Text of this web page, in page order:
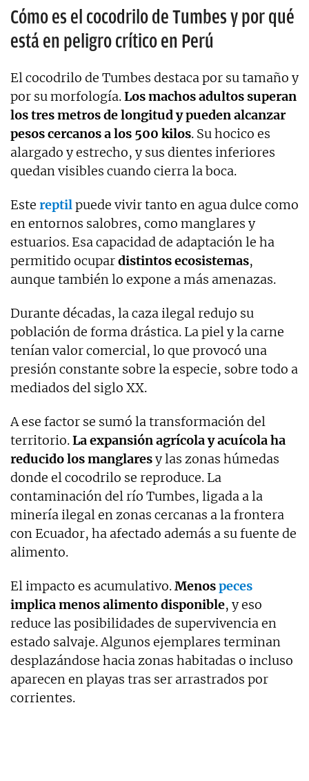
Cómo es el cocodrilo de Tumbes y por qué
está en peligro crítico en Perú
El cocodrilo de Tumbes destaca por su tamaño y
por su morfología.Los machos adultos superan
los tres metros de longitud y pueden alcanzar
pesos cercanos a los 500 kilos. Su hocico es
alargado y estrecho, y sus dientes inferiores
quedan visibles cuando cierra la boca.
Este reptilpuede vivir tanto en agua dulce como
en entornos salobres, como manglares y
estuarios. Esa capacidad de adaptación le ha
permitido ocupardistintosecosistemas,
aunque también lo expone a más amenazas.
Durante décadas, la caza ilegal redujo su
población de forma drástica. La piel y la carne
tenían valor comercial, lo que provocó una
presión constante sobre la especie, sobre todo a
mediados del siglo XX.
A ese factor se sumó la transformación del
territorio.La expansión agrícola y acuícola ha
reducido los manglaresy las zonas húmedas
donde el cocodrilo se reproduce. La
contaminación del río Tumbes, ligada a la
minería ilegal en zonas cercanas a la frontera
con Ecuador, ha afectado además a su fuente de
alimento.
El impacto es acumulativo.Menospeces
implica menos alimento disponible, y eso
reduce las posibilidades de supervivencia en
estado salvaje. Algunos ejemplares terminan
desplazándose hacia zonas habitadas o incluso
aparecen en playas tras ser arrastrados por
corrientes.